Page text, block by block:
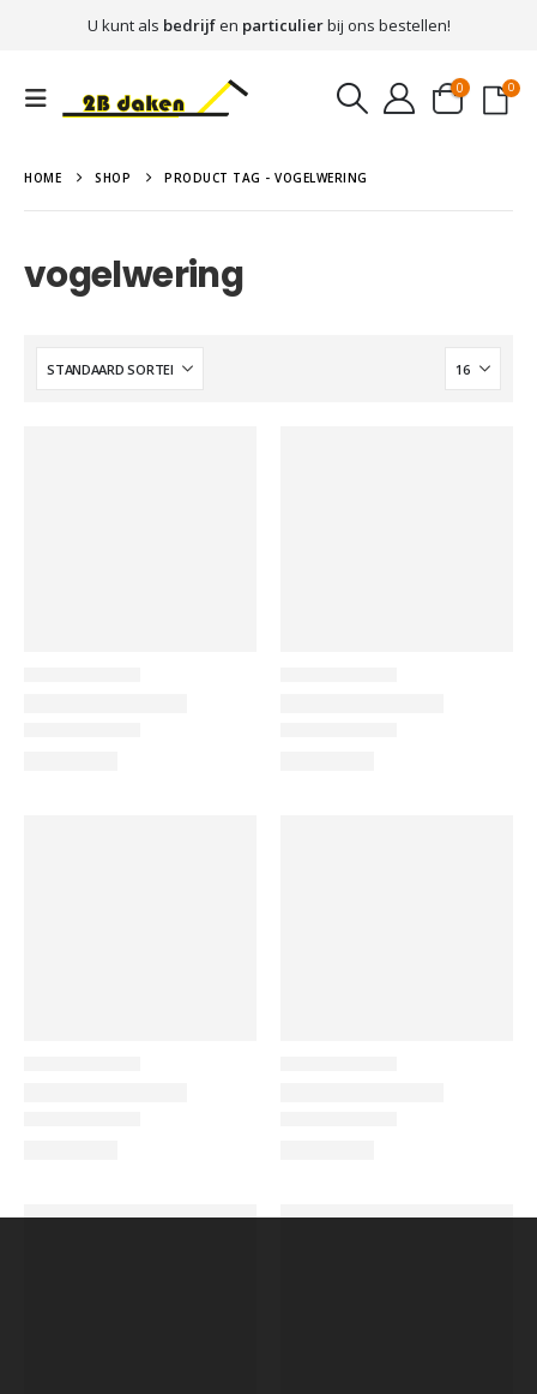
U kunt als bedrijfen particulierbij ons bestellen!
0 0
HOME SHOP PRODUCT TAG - VOGELWERING
vogelwering